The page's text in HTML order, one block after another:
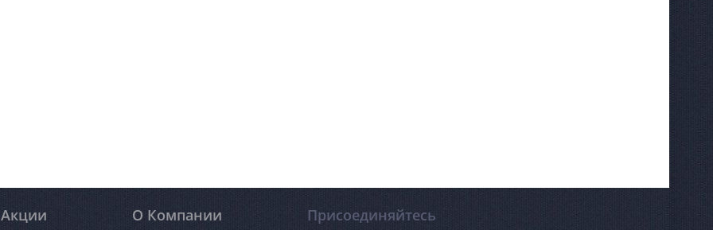
Акции О Компании Присоединяйтесь